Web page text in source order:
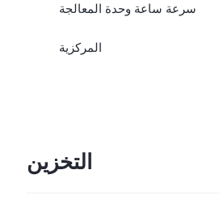
سرعة ساعة وحدة المعالجة
المركزية
التخزين